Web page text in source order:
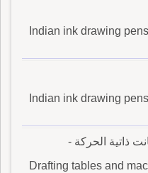
Indian ink drawing pens
Indian ink drawing pens
ذاتية الحركة -
Drafting tables and